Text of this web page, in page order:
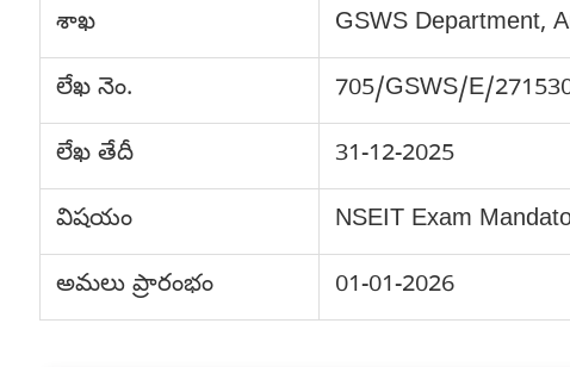
శాఖ GSWS Department,
లేఖ నెం. 705/GSWS/E/
లేఖ తేదీ 31-12-2025
విషయం NSEIT Exam
అమలు ప్రారంభం 01-01-2026